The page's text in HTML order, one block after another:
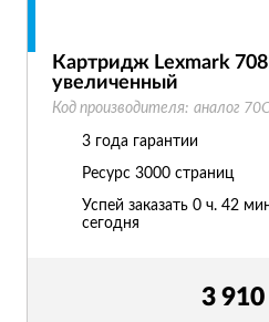
3 910
Картридж Lexmark
увеличенный
Код производителя: аналог
3 года гарантии
Ресурс 3000 страниц
Успей заказать 0 ч. 42
сегодня